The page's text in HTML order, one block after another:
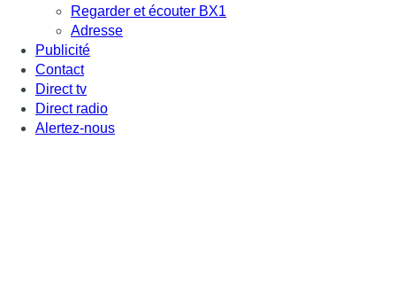
Regarder et écouter BX1
Adresse
Publicité
Contact
Direct tv
Direct radio
Alertez-nous